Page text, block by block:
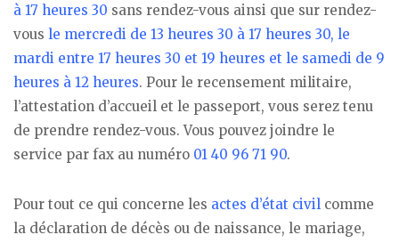
à 17 heures 30 sans rendez-vous ainsi que sur rendez-
vous le mercredi de 13 heures 30 à 17 heures 30, le
mardi entre 17 heures 30 et 19 heures et le samedi de 9
heures à 12 heures. Pour le recensement militaire,
l’attestation d’accueil et le passeport, vous serez tenu
de prendre rendez-vous. Vous pouvez joindre le
service par fax au numéro 01 40 96 71 90.
Pour tout ce qui concerne les actes d’état civil comme
la déclaration de décès ou de naissance, le mariage,